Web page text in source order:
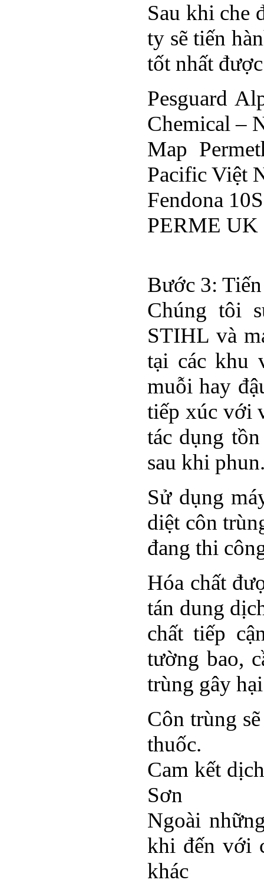
Sau khi che
ty sẽ tiến
tốt nhất
Pesguard
Chemical –
Map
Pacific Việt
Fendona
PERME UK
Bước 3:
Chúng tôi
STIHL và
tại các khu
muỗi hay
tiếp xúc với
tác dụng
sau khi
Sử dụng
diệt côn
đang thi
Hóa chất
tán dung
chất tiếp
tường bao,
trùng gây
Côn trùng
thuốc.
Cam kết
Sơn
Ngoài
khi đến với
khác